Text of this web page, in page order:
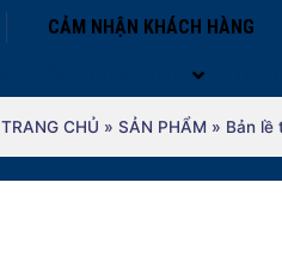
CẢM NHẬN KHÁCH HÀNG
TRANG CHỦ » SẢN PHẨM » Bản lề